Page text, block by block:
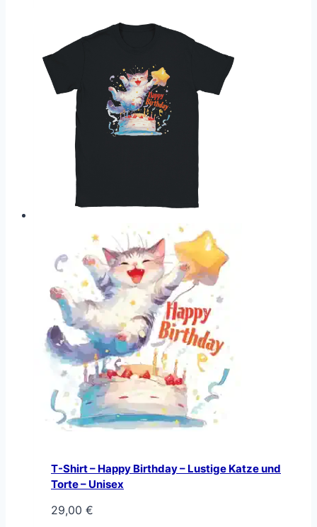
T-Shirt – Happy Birthday – Lustige Katze und
Torte – Unisex
29,00 €